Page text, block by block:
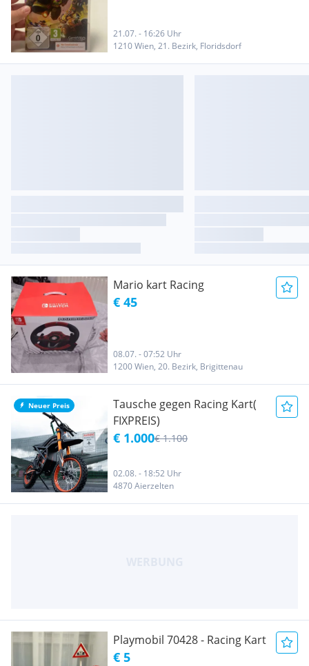
21.07. - 16:26 Uhr
1210 Wien, 21. Bezirk, Floridsdorf
Mario kart Racing
€ 45
08.07. - 07:52 Uhr
1200 Wien, 20. Bezirk, Brigittenau
Neuer Preis
Tausche gegen Racing Kart(
FIXPREIS)
€ 1.000€ 1.100
02.08. - 18:52 Uhr
4870 Aierzelten
Playmobil 70428 - Racing Kart
€ 5